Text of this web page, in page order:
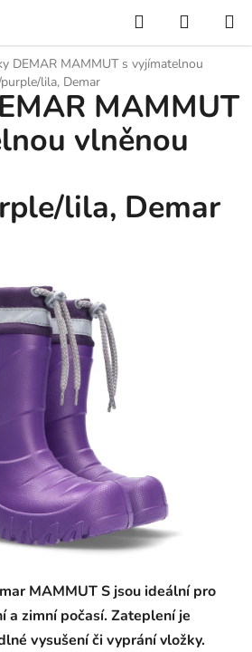
Hledat
KOŠÍK
DEMAR MAMMUT s vyjímatelnou
lila, Demar
MAMMUT S jsou ideální pro
a zimní počasí. Zateplení je
vysušení či vyprání vložky.
MAMMUT
vlněnou
lila, Demar